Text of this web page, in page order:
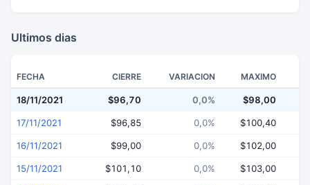
Ultimos dias
FECHA CIERRE VARIACION MAXIMO
18/11/2021 $96,70 0,0% $98,00
17/11/2021 $96,85 0,0% $100,40
16/11/2021 $99,00 0,0% $102,00
15/11/2021 $101,10 0,0% $103,00